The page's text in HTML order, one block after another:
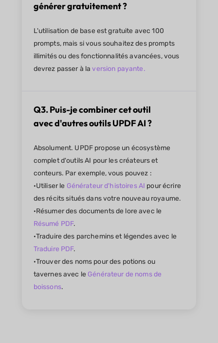
générer gratuitement ?
L'utilisation de base est gratuite avec 100
prompts, mais si vous souhaitez des prompts
illimités ou des fonctionnalités avancées, vous
devrez passer à laversion payante.
Q3. Puis-je combiner cet outil
avec d'autres outils UPDF AI ?
Absolument. UPDF propose un écosystème
complet d'outils AI pour les créateurs et
conteurs. Par exemple, vous pouvez :
·Utiliser le Générateur d'histoires AI pour écrire
des récits situés dans votre nouveau royaume.
·Résumer des documents de lore avec le
Résumé PDF.
·Traduire des parchemins et légendes avec le
Traduire PDF.
·Trouver des noms pour des potions ou
tavernes avec le Générateur de noms de
boissons.